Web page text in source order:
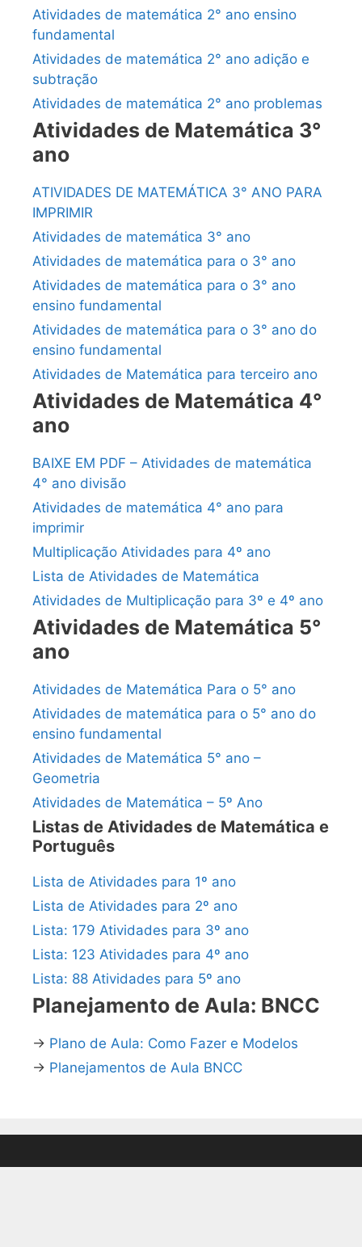
Atividades de matemática 2° ano ensino
fundamental
Atividades de matemática 2° ano adição e
subtração
Atividades de matemática 2° ano problemas
Atividades de Matemática 3°
ano
ATIVIDADES DE MATEMÁTICA 3° ANO PARA
IMPRIMIR
Atividades de matemática 3° ano
Atividades de matemática para o 3° ano
Atividades de matemática para o 3° ano
ensino fundamental
Atividades de matemática para o 3° ano do
ensino fundamental
Atividades de Matemática para terceiro ano
Atividades de Matemática 4°
ano
BAIXE EM PDF – Atividades de matemática
4° ano divisão
Atividades de matemática 4° ano para
imprimir
Multiplicação Atividades para 4º ano
Lista de Atividades de Matemática
Atividades de Multiplicação para 3º e 4º ano
Atividades de Matemática 5°
ano
Atividades de Matemática Para o 5° ano
Atividades de matemática para o 5° ano do
ensino fundamental
Atividades de Matemática 5° ano –
Geometria
Atividades de Matemática – 5º Ano
Listas de Atividades de Matemática e
Português
Lista de Atividades para 1º ano
Lista de Atividades para 2º ano
Lista: 179 Atividades para 3º ano
Lista: 123 Atividades para 4º ano
Lista: 88 Atividades para 5º ano
Planejamento de Aula: BNCC
→ Plano de Aula: Como Fazer e Modelos
→ Planejamentos de Aula BNCC